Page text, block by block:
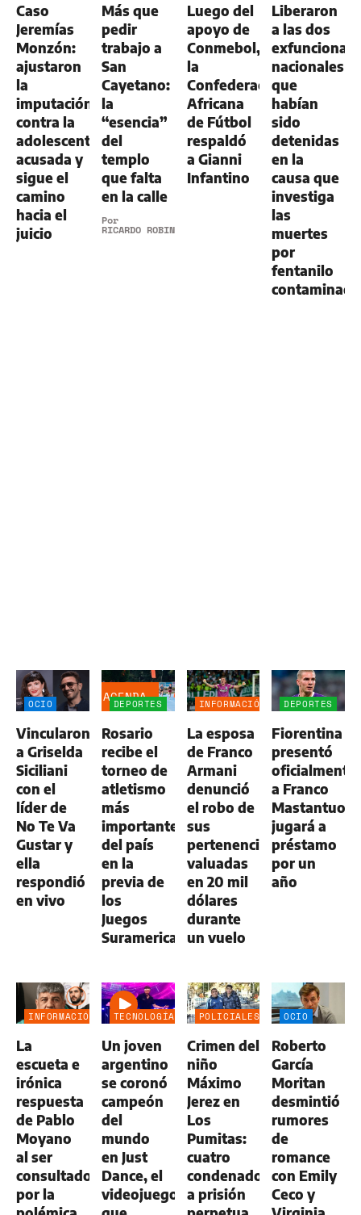
Caso
Jeremías
Monzón:
ajustaron
la
imputación
contra la
adolescente
acusada y
sigue el
camino
hacia el
juicio
Más que
pedir
trabajo a
San
Cayetano:
la
“esencia”
del
templo
que falta
en la calle
Por
RICARDO ROBINS
Luego del
apoyo de
Conmebol,
la
Confederación
Africana
de Fútbol
respaldó
a Gianni
Infantino
Liberaron
a las dos
nacionales
que
habían
sido
detenidas
en la
causa que
investiga
las
muertes
por
fentanilo
contaminado
OCIO
Vincularon
a Griselda
Siciliani
con el
líder de
No Te Va
Gustar y
ella
respondió
en vivo
DEPORTES
AGENDA
Rosario
recibe el
torneo de
atletismo
más
importante
del país
en la
previa de
los
Juegos
Suramericanos
INFORMACIÓN
La esposa
de Franco
Armani
denunció
el robo de
sus
pertenencias
valuadas
en 20 mil
dólares
durante
un vuelo
DEPORTES
Fiorentina
presentó
oficialmente
a Franco
jugará a
préstamo
por un
año
INFORMACIÓN
La
escueta e
irónica
respuesta
de Pablo
Moyano
al ser
consultado
por la
TECNOLOGÍA
Un joven
argentino
se coronó
campeón
del
mundo
en Just
Dance, el
videojuego
POLICIALES
Crimen del
niño
Máximo
Jerez en
Los
Pumitas:
cuatro
condenados
a prisión
OCIO
Roberto
García
Moritan
desmintió
rumores
de
romance
con Emily
Ceco y